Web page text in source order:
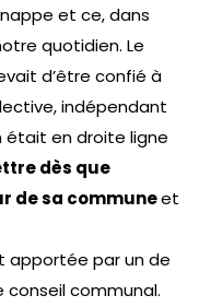
et ce, dans
quotidien. Le
d’être confié à
indépendant
en droite ligne
dès que
de sa communeet
apportée par un de
conseil communal.